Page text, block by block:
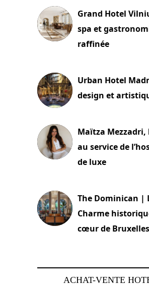
Grand Hotel
spa et
raffinée
Urban Hotel
design et
Maïtza Mezzadri,
au service de
de luxe
The Dominican |
Charme
cœur de Bruxelles
ACHAT-VENTE